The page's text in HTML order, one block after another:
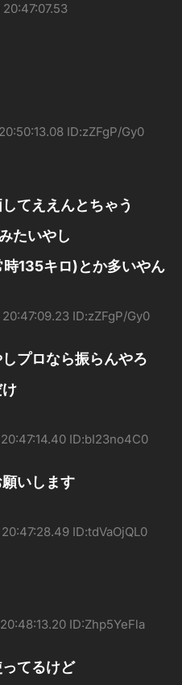
ID:zZFgP/Gy0
てええんとちゃう
たいやし
135キロ)とか多いやん
ID:zZFgP/Gy0
プロなら振らんやろ
ID:bI23no4C0
いします
ID:tdVaOjQL0
ID:Zhp5YeFla
てるけど